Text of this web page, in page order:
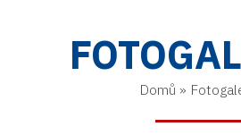
Domů »